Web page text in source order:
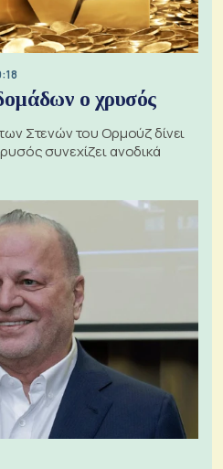
ο χρυσός
Στενών του Ορμούζ δίνει
συνεχίζει ανοδικά